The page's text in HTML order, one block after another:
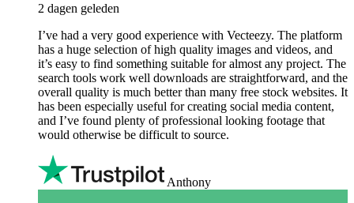
2 dagen geleden
I’ve had a very good experience with Vecteezy. The platform
has a huge selection of high quality images and videos, and
it’s easy to find something suitable for almost any project. The
search tools work well downloads are straightforward, and the
overall quality is much better than many free stock websites. It
has been especially useful for creating social media content,
and I’ve found plenty of professional looking footage that
would otherwise be difficult to source.
Anthony